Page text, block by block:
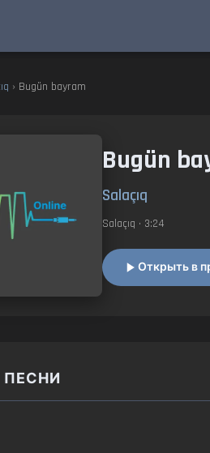
› Bugün bayram
Bugün
Salaçıq
Salaçıq • 3:24
Открыть в
ПЕСНИ